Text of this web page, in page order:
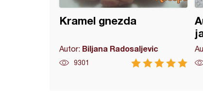
Kramel gnezda
Autor: Biljana Radosaljevic
9301